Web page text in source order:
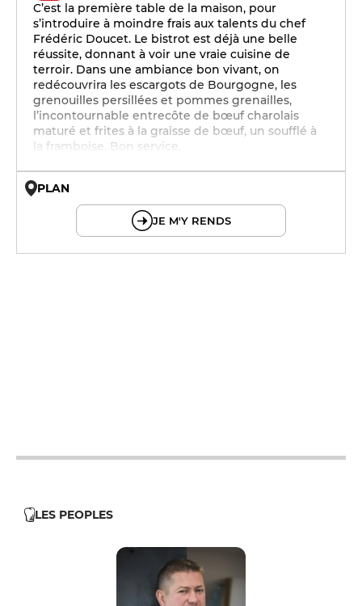
C’est la première table de la maison, pour
s’introduire à moindre frais aux talents du chef
Frédéric Doucet. Le bistrot est déjà une belle
réussite, donnant à voir une vraie cuisine de
terroir. Dans une ambiance bon vivant, on
redécouvrira les escargots de Bourgogne, les
grenouilles persillées et pommes grenailles,
l’incontournable entrecôte de bœuf charolais
maturé et frites à la graisse de bœuf, un soufflé à
la framboise. Bon service.
PLAN
JE M'Y RENDS
LES PEOPLES